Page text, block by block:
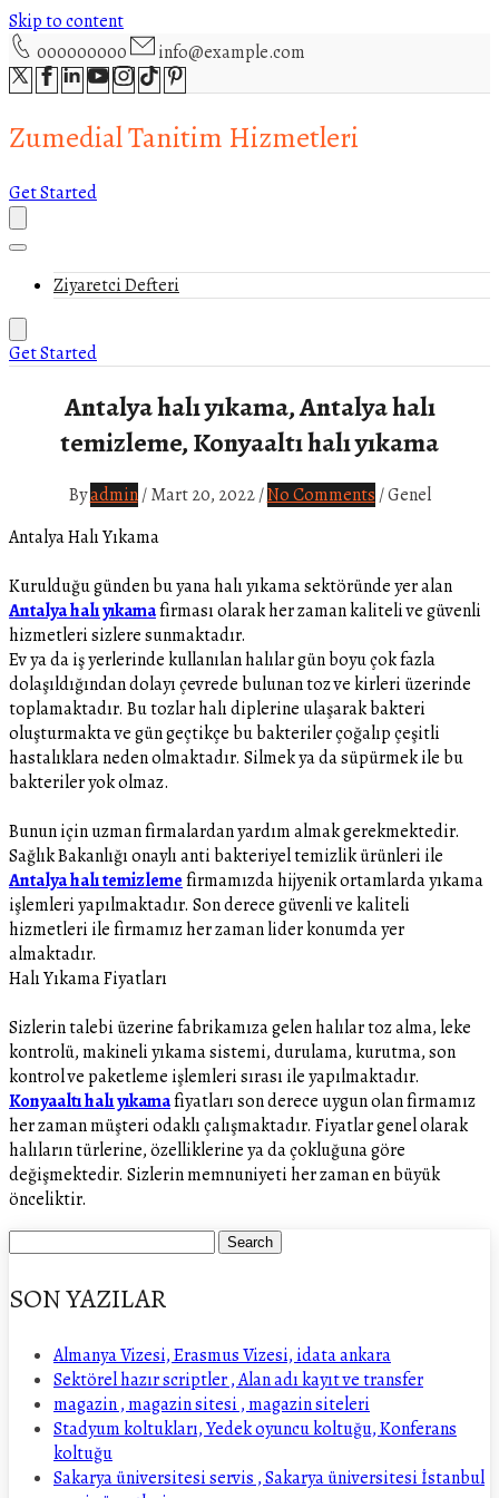
Skip to content
000000000
info@example.com
Zumedial Tanitim Hizmetleri
Get Started
Ziyaretci Defteri
Get Started
Antalya halı yıkama, Antalya halı
temizleme, Konyaaltı halı yıkama
Byadmin/Mart 20, 2022/No Comments /Genel
Antalya Halı Yıkama
Kurulduğu günden bu yana halı yıkama sektöründe yer alan
Antalya halı yıkamafirması olarak her zaman kaliteli ve güvenli
hizmetleri sizlere sunmaktadır.
Ev ya da iş yerlerinde kullanılan halılar gün boyu çok fazla
dolaşıldığından dolayı çevrede bulunan toz ve kirleri üzerinde
toplamaktadır. Bu tozlar halı diplerine ulaşarak bakteri
oluşturmakta ve gün geçtikçe bu bakteriler çoğalıp çeşitli
hastalıklara neden olmaktadır. Silmek ya da süpürmek ile bu
bakteriler yok olmaz.
Bunun için uzman firmalardan yardım almak gerekmektedir.
Sağlık Bakanlığı onaylı anti bakteriyel temizlik ürünleri ile
Antalya halı temizlemefirmamızda hijyenik ortamlarda yıkama
işlemleri yapılmaktadır. Son derece güvenli ve kaliteli
hizmetleri ile firmamız her zaman lider konumda yer
almaktadır.
Halı Yıkama Fiyatları
Sizlerin talebi üzerine fabrikamıza gelen halılar toz alma, leke
kontrolü, makineli yıkama sistemi, durulama, kurutma, son
kontrol ve paketleme işlemleri sırası ile yapılmaktadır.
Konyaaltı halı yıkamafiyatları son derece uygun olan firmamız
her zaman müşteri odaklı çalışmaktadır. Fiyatlar genel olarak
halıların türlerine, özelliklerine ya da çokluğuna göre
değişmektedir. Sizlerin memnuniyeti her zaman en büyük
önceliktir.
SON YAZILAR
Almanya Vizesi, Erasmus Vizesi, idata ankara
Sektörel hazır scriptler , Alan adı kayıt ve transfer
magazin , magazin sitesi , magazin siteleri
Stadyum koltukları, Yedek oyuncu koltuğu, Konferans
koltuğu
Sakarya üniversitesi servis , Sakarya üniversitesi İstanbul